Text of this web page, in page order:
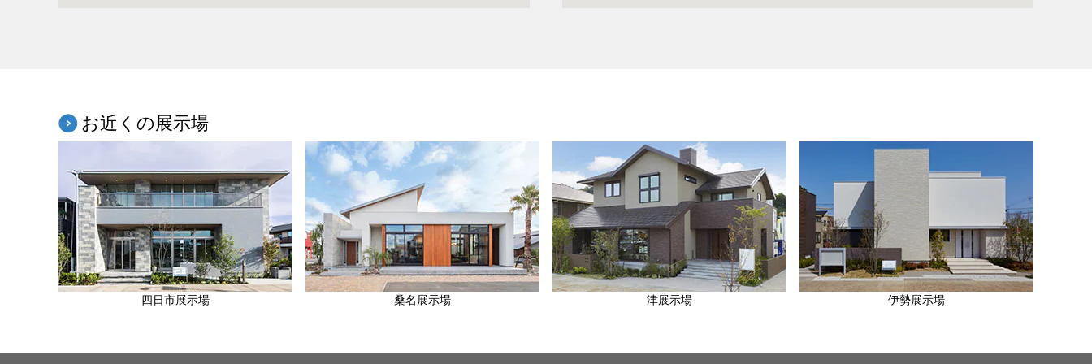
お近くの展示場
四日市展示場 桑名展示場 津展示場 伊勢展示場